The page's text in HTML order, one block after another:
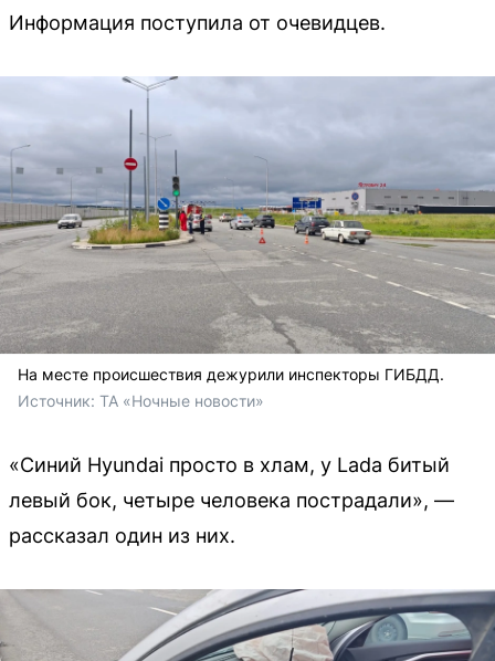
Информация поступила от очевидцев.
На месте происшествия дежурили инспекторы ГИБДД.
Источник: ТА «Ночные новости»
«Синий Hyundai просто в хлам, у Lada битый
левый бок, четыре человека пострадали», —
рассказал один из них.